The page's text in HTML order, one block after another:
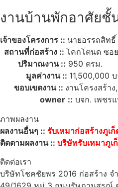
งานบ้านพักอาศัยชั้
เจ้าของโครงการ :: นายอรรถสิท
สถานที่ก่อสร้าง :: โคกโตนด ซอย
ปริมาณงาน :: 950 ตรม.
มูลค่างาน :: 11,500,000
ขอบเขตงาน :: งานโครงสร้า
owner :: บจก. เพชร
ภาพผลงาน
ผลงานอื่นๆ :: รับเหมาก่อสร้างภูเก็
ติดตามผลงาน :: บริษัทรับเหมาภูเ
ติดต่อเรา
บริษัทโชคชัยพร 2016 ก่อสร้าง จ